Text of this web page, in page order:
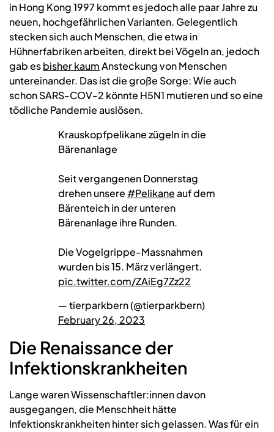
in Hong Kong 1997 kommt es jedoch alle paar Jahre zu
neuen, hochgefährlichen Varianten. Gelegentlich
stecken sich auch Menschen, die etwa in
Hühnerfabriken arbeiten, direkt bei Vögeln an, jedoch
gab esbisher kaumAnsteckung von Menschen
untereinander. Das ist die große Sorge: Wie auch
schon SARS-COV-2 könnte H5N1 mutieren und so eine
tödliche Pandemie auslösen.
Krauskopfpelikane zügeln in die
Bärenanlage
Seit vergangenen Donnerstag
drehen unsere#Pelikaneauf dem
Bärenteich in der unteren
Bärenanlage ihre Runden.
Die Vogelgrippe-Massnahmen
wurden bis 15. März verlängert.
pic.twitter.com/ZAiEg7Zz22
— tierparkbern (@tierparkbern)
February 26, 2023
Die Renaissance der
Infektionskrankheiten
Lange waren Wissenschaftler:innen davon
ausgegangen, die Menschheit hätte
Infektionskrankheiten hinter sich gelassen. Was für ein